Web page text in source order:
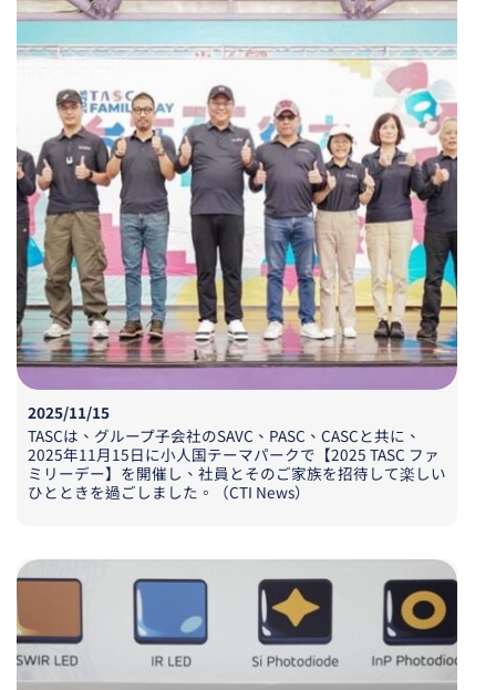
2025/11/15
TASCは、グループ子会社のSAVC、PASC、CASCと共に、
2025年11月15日に小人国テーマパークで【2025 TASC ファ
ミリーデー】を開催し、社員とそのご家族を招待して楽しい
ひとときを過ごしました。（CTI News）